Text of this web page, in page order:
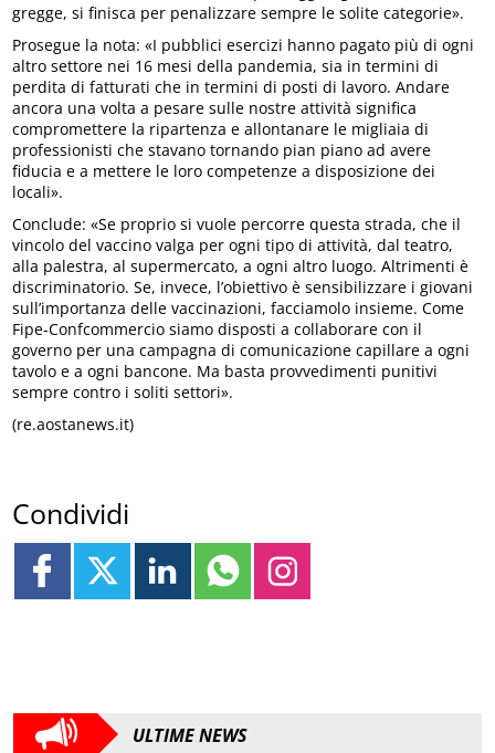
gregge, si finisca per penalizzare sempre le solite categorie».
Prosegue la nota: «I pubblici esercizi hanno pagato più di ogni
altro settore nei 16 mesi della pandemia, sia in termini di
perdita di fatturati che in termini di posti di lavoro. Andare
ancora una volta a pesare sulle nostre attività significa
compromettere la ripartenza e allontanare le migliaia di
professionisti che stavano tornando pian piano ad avere
fiducia e a mettere le loro competenze a disposizione dei
locali».
Conclude: «Se proprio si vuole percorre questa strada, che il
vincolo del vaccino valga per ogni tipo di attività, dal teatro,
alla palestra, al supermercato, a ogni altro luogo. Altrimenti è
discriminatorio. Se, invece, l’obiettivo è sensibilizzare i giovani
sull’importanza delle vaccinazioni, facciamolo insieme. Come
Fipe-Confcommercio siamo disposti a collaborare con il
governo per una campagna di comunicazione capillare a ogni
tavolo e a ogni bancone. Ma basta provvedimenti punitivi
sempre contro i soliti settori».
(re.aostanews.it)
Condividi
ULTIME NEWS